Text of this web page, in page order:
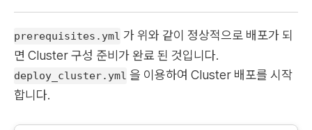
prerequisites.yml 가 위와 같이 정상적으로 배포가 되
면 Cluster 구성 준비가 완료 된 것입니다.
deploy_cluster.yml 을 이용하여 Cluster 배포를 시작
합니다.